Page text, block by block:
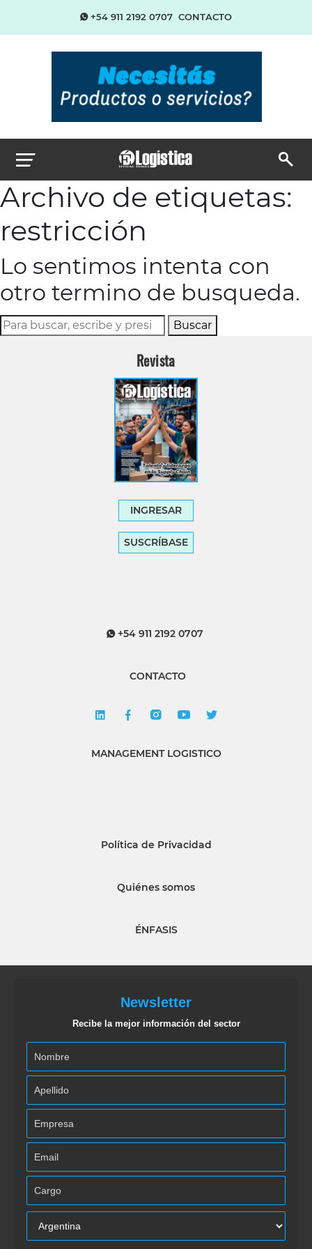
+54 911 2192 0707 CONTACTO
Archivo de etiquetas:
restricción
Lo sentimos intenta con
otro termino de busqueda.
Buscar
Revista
INGRESAR
SUSCRÍBASE
+54 911 2192 0707
CONTACTO
MANAGEMENT LOGISTICO
Política de Privacidad
Quiénes somos
ÉNFASIS
Newsletter
Recibe la mejor información del sector